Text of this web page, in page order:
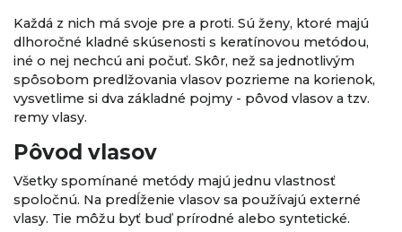
Každá z nich má svoje pre a proti. Sú ženy, ktoré majú
dlhoročné kladné skúsenosti s keratínovou metódou,
iné o nej nechcú ani počuť. Skôr, než sa jednotlivým
spôsobom predlžovania vlasov pozrieme na korienok,
vysvetlime si dva základné pojmy - pôvod vlasov a tzv.
remy vlasy.
Pôvod vlasov
Všetky spomínané metódy majú jednu vlastnosť
spoločnú. Na predĺženie vlasov sa používajú externé
vlasy. Tie môžu byť buď prírodné alebo syntetické.